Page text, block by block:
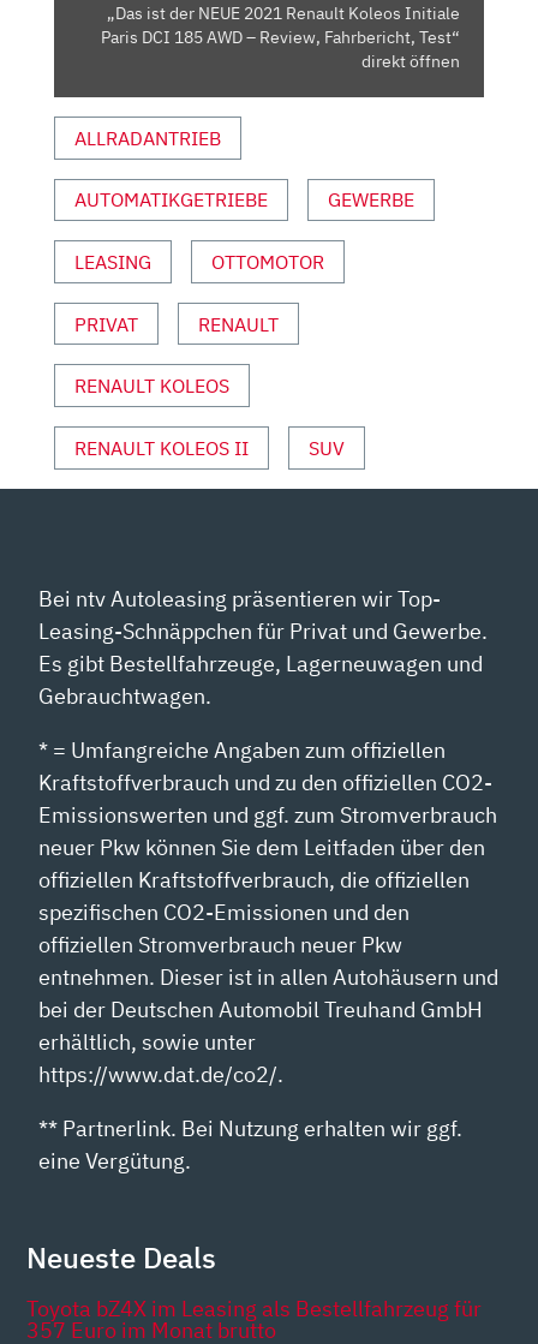
–
REVIEW,
FAHRBERICHT,
TEST“
YOUTUBE
ANZEIGEN
„Das ist der NEUE 2021 Renault Koleos Initiale
Paris DCI 185 AWD – Review, Fahrbericht, Test“
direkt öffnen
ALLRADANTRIEB
AUTOMATIKGETRIEBE GEWERBE
LEASING OTTOMOTOR
PRIVAT RENAULT
RENAULT KOLEOS
RENAULT KOLEOS II SUV
Bei ntv Autoleasing präsentieren wir Top-
Leasing-Schnäppchen für Privat und Gewerbe.
Es gibt Bestellfahrzeuge, Lagerneuwagen und
Gebrauchtwagen.
* = Umfangreiche Angaben zum offiziellen
Kraftstoffverbrauch und zu den offiziellen CO2-
Emissionswerten und ggf. zum Stromverbrauch
neuer Pkw können Sie dem Leitfaden über den
offiziellen Kraftstoffverbrauch, die offiziellen
spezifischen CO2-Emissionen und den
offiziellen Stromverbrauch neuer Pkw
entnehmen. Dieser ist in allen Autohäusern und
bei der Deutschen Automobil Treuhand GmbH
erhältlich, sowie unter
https://www.dat.de/co2/.
** Partnerlink. Bei Nutzung erhalten wir ggf.
eine Vergütung.
Neueste Deals
Toyota bZ4X im Leasing als Bestellfahrzeug für
357 Euro im Monat brutto